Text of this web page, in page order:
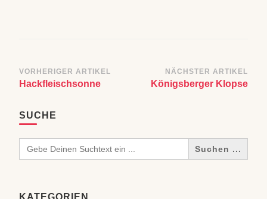
Beitragsnavigation
VORHERIGER ARTIKEL
Hackfleischsonne
NÄCHSTER ARTIKEL
Königsberger Klopse
SUCHE
Search
for:
KATEGORIEN